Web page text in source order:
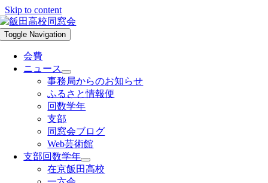
Skip to content
Toggle Navigation
会費
ニュース
事務局からのお知らせ
ふるさと情報便
回数学年
支部
同窓会ブログ
Web芸術館
支部回数学年
在京飯田高校